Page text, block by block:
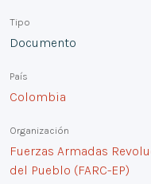
Tipo
Documento
País
Colombia
Organización
Fuerzas Armadas
del Pueblo (FARC-EP)